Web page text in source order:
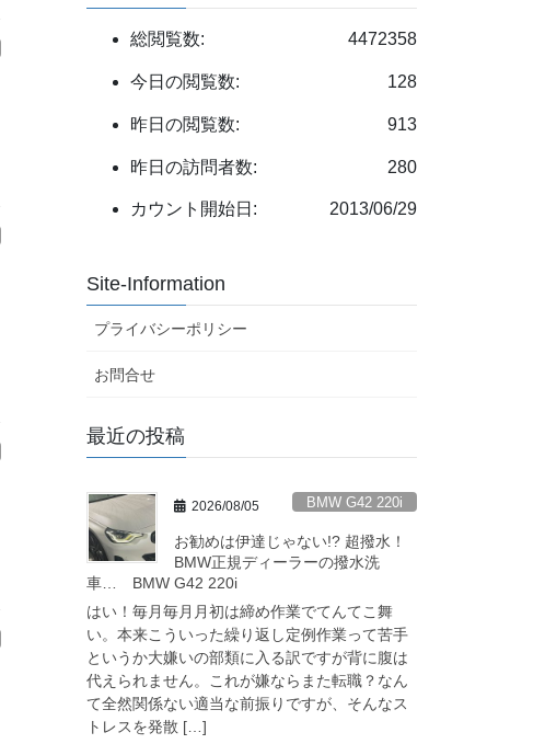
4472358
総閲覧数:
128
今日の閲覧数:
913
昨日の閲覧数:
280
昨日の訪問者数:
2013/06/29
カウント開始日:
Site-Information
プライバシーポリシー
お問合せ
最近の投稿
2026/08/05 BMW G42 220i
お勧めは伊達じゃない!? 超撥水！
BMW正規ディーラーの撥水洗
車… BMW G42 220i
はい！毎月毎月月初は締め作業でてんてこ舞
い。本来こういった繰り返し定例作業って苦手
というか大嫌いの部類に入る訳ですが背に腹は
代えられません。これが嫌ならまた転職？なん
て全然関係ない適当な前振りですが、そんなス
トレスを発散 […]